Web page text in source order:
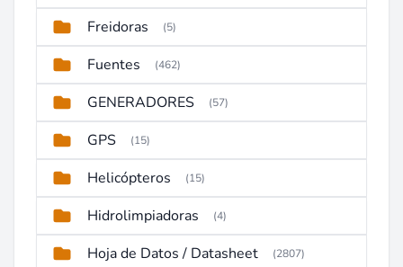
Freidoras (5)
Fuentes (462)
GENERADORES (57)
GPS (15)
Helicópteros (15)
Hidrolimpiadoras (4)
Hoja de Datos / Datasheet (2807)